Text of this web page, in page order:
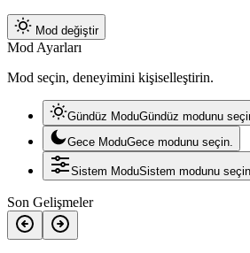
Mod değiştir
Mod Ayarları
Mod seçin, deneyimini kişiselleştirin.
Gündüz ModuGündüz modunu
Gece ModuGece modunu seçin.
Sistem ModuSistem modunu
Son Gelişmeler